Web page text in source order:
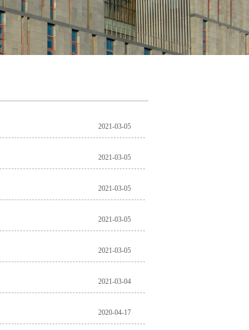
2021-03-05
2021-03-05
2021-03-05
2021-03-05
2021-03-05
2021-03-04
2020-04-17